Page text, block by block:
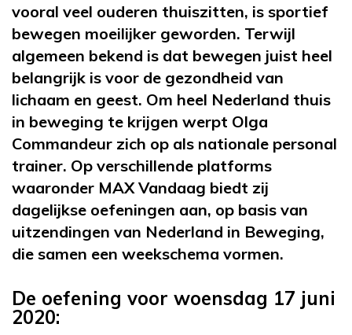
vooral veel ouderen thuiszitten, is sportief
bewegen moeilijker geworden. Terwijl
algemeen bekend is dat bewegen juist heel
belangrijk is voor de gezondheid van
lichaam en geest. Om heel Nederland thuis
in beweging te krijgen werpt Olga
Commandeur zich op als nationale personal
trainer. Op verschillende platforms
waaronder MAX Vandaag biedt zij
dagelijkse oefeningen aan, op basis van
uitzendingen van Nederland in Beweging,
die samen een weekschema vormen.
De oefening voor woensdag 17 juni
2020: